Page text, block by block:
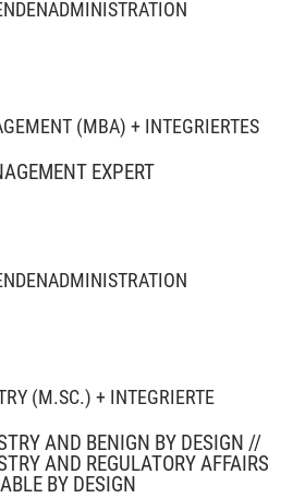
(MBA) + INTEGRIERTES
EXPERT
(M.SC.) + INTEGRIERTE
AND BENIGN BY DESIGN //
AND REGULATORY AFFAIRS
BY DESIGN